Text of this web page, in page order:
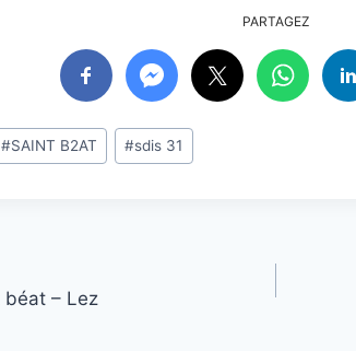
PARTAGEZ
#SAINT B2AT #sdis 31
béat – Lez